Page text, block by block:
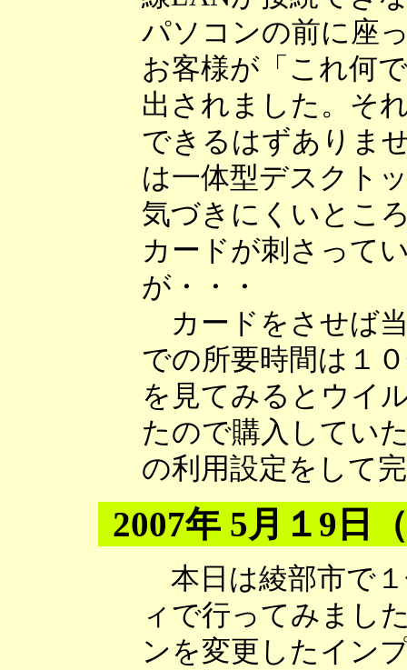
パソコンの前に座
お客様が「これ何
出されました。そ
できるはずありま
は一体型デスクト
気づきにくいとこ
カードが刺さって
が・・・
カードをさせば
での所要時間は１
を見てみるとウイ
たので購入してい
の利用設定をして
2007年 5月１9日
本日は綾部市で
ィで行ってみまし
ンを変更したイン